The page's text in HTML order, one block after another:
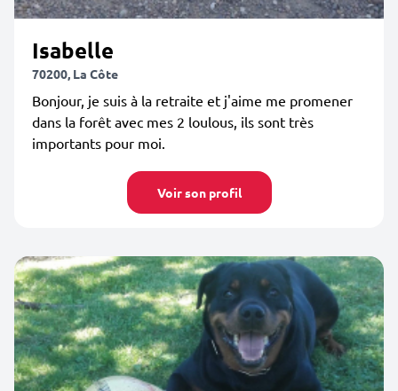
Isabelle
70200, La Côte
Bonjour, je suis à la retraite et j'aime me promener
dans la forêt avec mes 2 loulous, ils sont très
importants pour moi.
Voir son profil